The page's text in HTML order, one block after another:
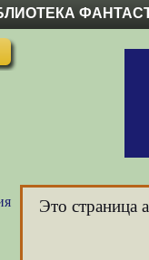
Это страница